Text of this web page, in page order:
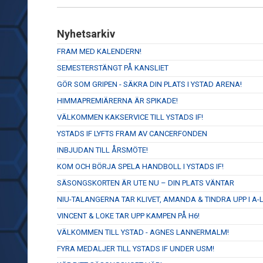
Nyhetsarkiv
FRAM MED KALENDERN!
SEMESTERSTÄNGT PÅ KANSLIET
GÖR SOM GRIPEN - SÄKRA DIN PLATS I YSTAD ARENA!
HIMMAPREMIÄRERNA ÄR SPIKADE!
VÄLKOMMEN KAKSERVICE TILL YSTADS IF!
YSTADS IF LYFTS FRAM AV CANCERFONDEN
INBJUDAN TILL ÅRSMÖTE!
KOM OCH BÖRJA SPELA HANDBOLL I YSTADS IF!
SÄSONGSKORTEN ÄR UTE NU – DIN PLATS VÄNTAR
NIU-TALANGERNA TAR KLIVET, AMANDA & TINDRA UPP I A-
VINCENT & LOKE TAR UPP KAMPEN PÅ H6!
VÄLKOMMEN TILL YSTAD - AGNES LANNERMALM!
FYRA MEDALJER TILL YSTADS IF UNDER USM!